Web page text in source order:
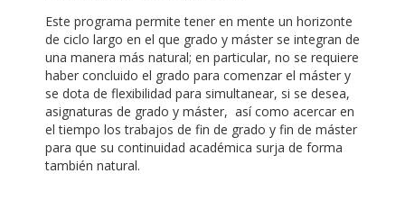
Este programa permite tener en mente un horizonte
de ciclo largo en el que grado y máster se integran de
una manera más natural; en particular, no se requiere
haber concluido el grado para comenzar el máster y
se dota de flexibilidad para simultanear, si se desea,
asignaturas de grado y máster, así como acercar en
el tiempo los trabajos de fin de grado y fin de máster
para que su continuidad académica surja de forma
también natural.